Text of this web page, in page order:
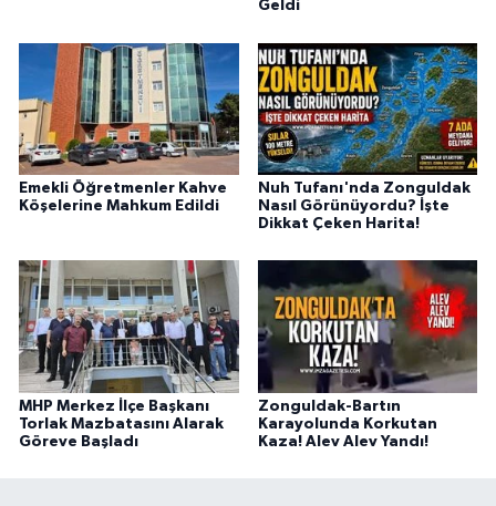
Geldi
Emekli Öğretmenler Kahve
Köşelerine Mahkum Edildi
Nuh Tufanı'nda Zonguldak
Nasıl Görünüyordu? İşte
Dikkat Çeken Harita!
MHP Merkez İlçe Başkanı
Torlak Mazbatasını Alarak
Göreve Başladı
Zonguldak-Bartın
Karayolunda Korkutan
Kaza! Alev Alev Yandı!